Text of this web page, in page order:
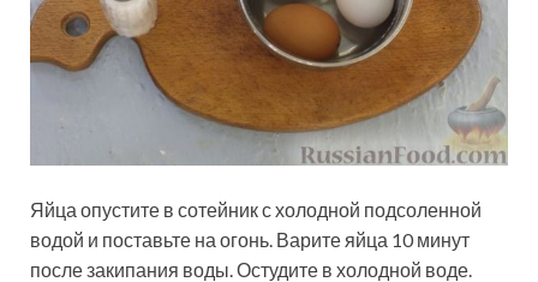
Яйца опустите в сотейник с холодной подсоленной
водой и поставьте на огонь. Варите яйца 10 минут
после закипания воды. Остудите в холодной воде.